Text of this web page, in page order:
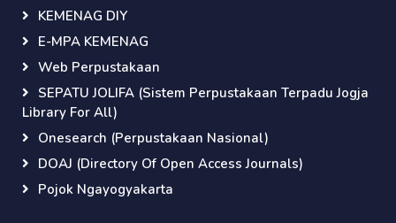
KEMENAG DIY
E-MPA KEMENAG
Web Perpustakaan
SEPATU JOLIFA (Sistem Perpustakaan Terpadu Jogja
Library For All)
Onesearch (Perpustakaan Nasional)
DOAJ (Directory Of Open Access Journals)
Pojok Ngayogyakarta